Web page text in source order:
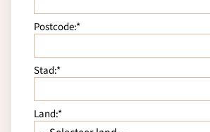
Postcode:*
Stad:*
Land:*